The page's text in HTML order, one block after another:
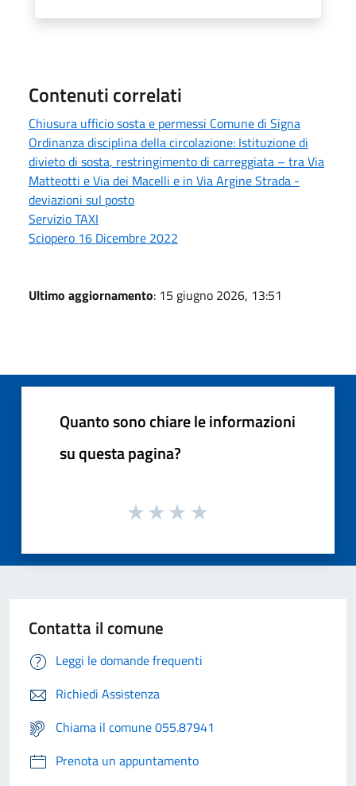
Contenuti correlati
Chiusura ufficio sosta e permessi Comune di Signa
Ordinanza disciplina della circolazione: Istituzione di
divieto di sosta, restringimento di carreggiata – tra Via
Matteotti e Via dei Macelli e in Via Argine Strada -
deviazioni sul posto
Servizio TAXI
Sciopero 16 Dicembre 2022
Ultimo aggiornamento: 15 giugno 2026, 13:51
Quanto sono chiare le informazioni
su questa pagina?
Contatta il comune
Leggi le domande frequenti
Richiedi Assistenza
Chiama il comune 055.87941
Prenota un appuntamento